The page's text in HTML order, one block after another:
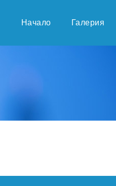
Начало Галерия